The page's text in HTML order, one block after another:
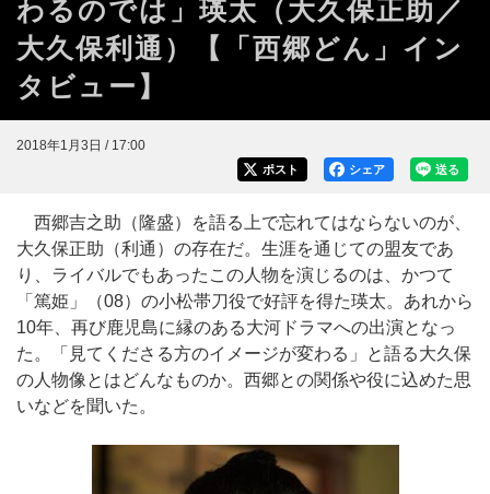
わるのでは」瑛太（大久保正助／
大久保利通）【「西郷どん」イン
タビュー】
2018年1月3日 / 17:00
送る
シェア
ポスト
西郷吉之助（隆盛）を語る上で忘れてはならないのが、
大久保正助（利通）の存在だ。生涯を通じての盟友であ
り、ライバルでもあったこの人物を演じるのは、かつて
「篤姫」（08）の小松帯刀役で好評を得た瑛太。あれから
10年、再び鹿児島に縁のある大河ドラマへの出演となっ
た。「見てくださる方のイメージが変わる」と語る大久保
の人物像とはどんなものか。西郷との関係や役に込めた思
いなどを聞いた。